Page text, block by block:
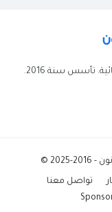
تأسس سنة 2016.
- 2016-2025 ©
تواصل معنا